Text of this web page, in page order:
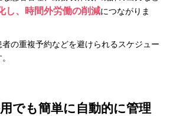
し、時間外労働の削減につながりま
の重複予約などを避けられるスケジュー
でも簡単に自動的に管理